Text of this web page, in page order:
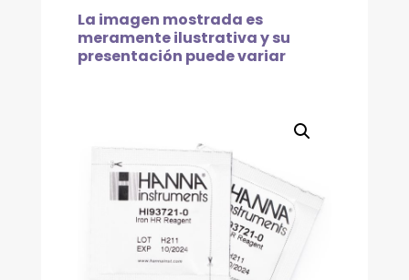
PRUEBAS
(FE
IA)
La imagen mostrada es
meramente ilustrativa y su
presentación puede variar